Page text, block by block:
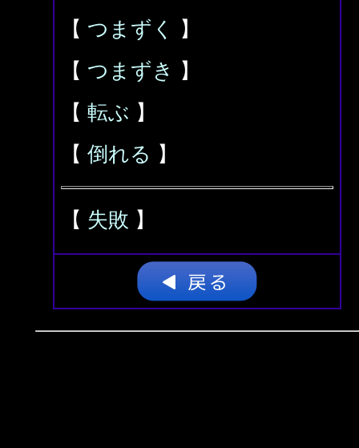
【 つまずく
】
【 つまずき
】
【 転ぶ 】
【 倒れる 】
【 失敗 】